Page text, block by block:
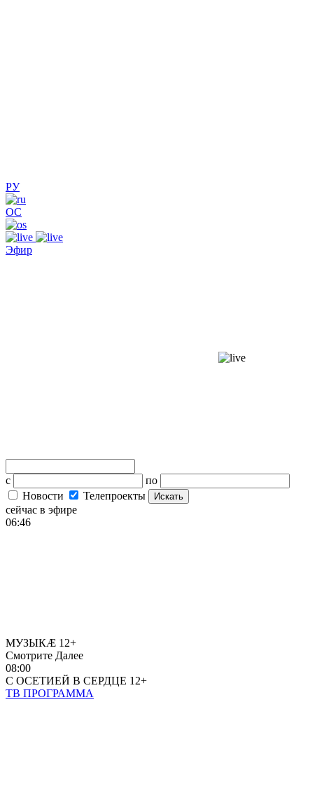
РУ
ОС
Эфир
с
по
Новости
Телепроекты Искать
сейчас в эфире
06:46
МУЗЫКÆ 12+
Смотрите Далее
08:00
С ОСЕТИЕЙ В СЕРДЦЕ 12+
ТВ ПРОГРАММА